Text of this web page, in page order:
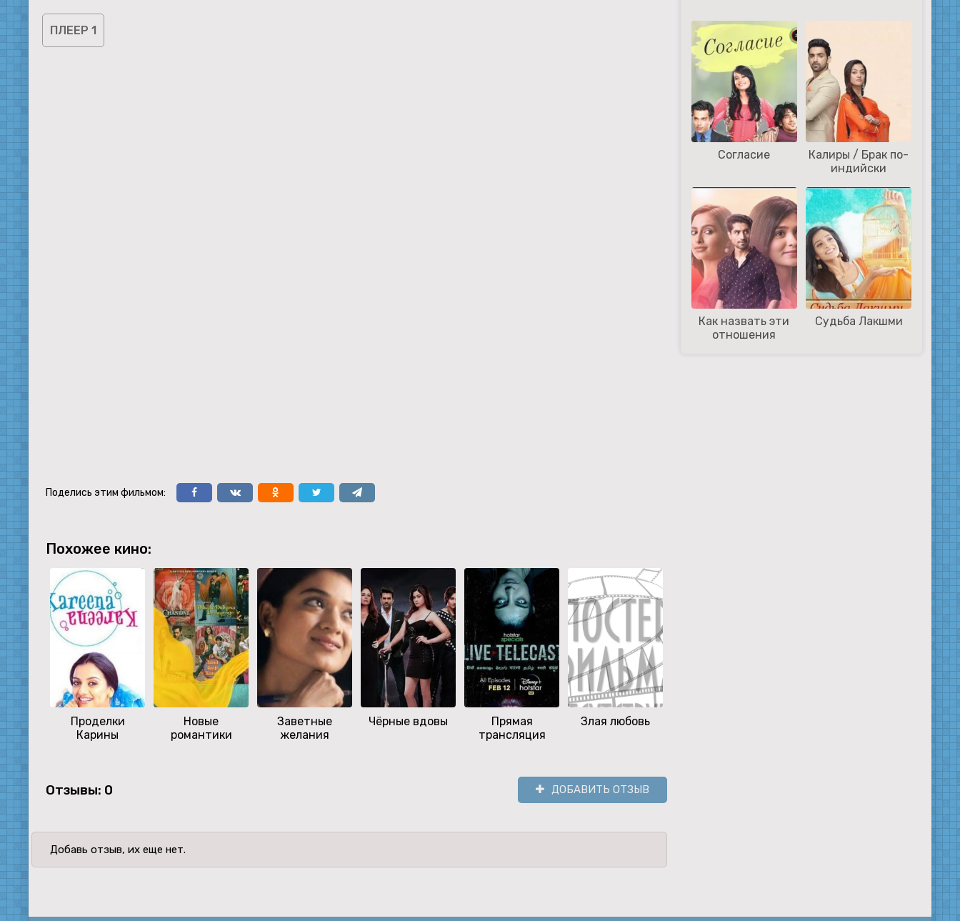
ПЛЕЕР 1
Поделись этим фильмом:
Похожее кино:
Проделки
Карины
Новые
романтики
Заветные
желания
Чёрные вдовы
Прямая
трансляция
Злая любовь Цирк
Отзывы: 0 ДОБАВИТЬ ОТЗЫВ
Добавь отзыв, их еще нет.
Согласие
Калиры / Брак по-
индийски
Как назвать эти
отношения
Судьба Лакшми